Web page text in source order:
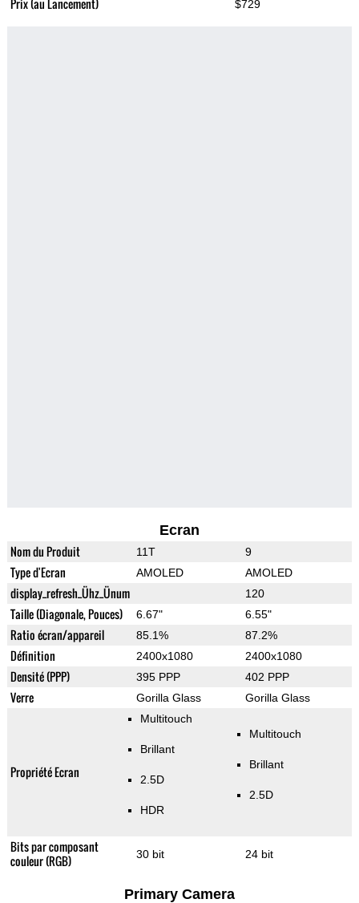
Prix (au Lancement) $729
Ecran
Nom du Produit 11T 9
Type d'Ecran AMOLED AMOLED
display_refresh_Ühz_Ünum 120
Taille (Diagonale, Pouces) 6.67" 6.55"
Ratio écran/appareil 85.1% 87.2%
Définition 2400x1080 2400x1080
Densité (PPP) 395 PPP 402 PPP
Verre Gorilla Glass Gorilla Glass
Propriété Ecran
Multitouch
Brillant
2.5D
HDR
Multitouch
Brillant
2.5D
Bits par composant
couleur (RGB)
30 bit 24 bit
Primary Camera